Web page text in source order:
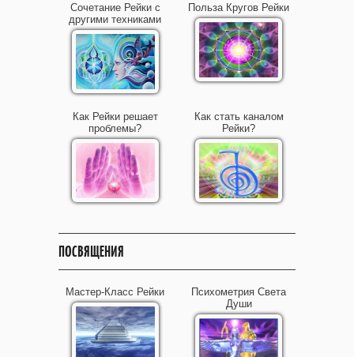
Сочетание Рейки с
другими техниками
Польза Кругов Рейки
Как Рейки решает
проблемы?
Как стать каналом
Рейки?
ПОСВЯЩЕНИЯ
Мастер-Класс Рейки
Психометрия Света
Души